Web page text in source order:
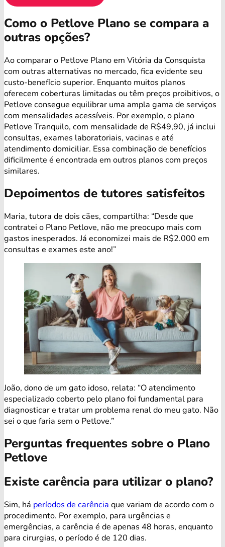
Como o Petlove Plano se compara a
outras opções?
Ao comparar o Petlove Plano em Vitória da Consquista
com outras alternativas no mercado, fica evidente seu
custo-benefício superior. Enquanto muitos planos
oferecem coberturas limitadas ou têm preços proibitivos, o
Petlove consegue equilibrar uma ampla gama de serviços
com mensalidades acessíveis. Por exemplo, o plano
Petlove Tranquilo, com mensalidade de R$49,90, já inclui
consultas, exames laboratoriais, vacinas e até
atendimento domiciliar. Essa combinação de benefícios
dificilmente é encontrada em outros planos com preços
similares.
Depoimentos de tutores satisfeitos
Maria, tutora de dois cães, compartilha: “Desde que
contratei o Plano Petlove, não me preocupo mais com
gastos inesperados. Já economizei mais de R$2.000 em
consultas e exames este ano!”
João, dono de um gato idoso, relata: “O atendimento
especializado coberto pelo plano foi fundamental para
diagnosticar e tratar um problema renal do meu gato. Não
sei o que faria sem o Petlove.”
Perguntas frequentes sobre o Plano
Petlove
Existe carência para utilizar o plano?
Sim, há períodos de carência que variam de acordo com o
procedimento. Por exemplo, para urgências e
emergências, a carência é de apenas 48 horas, enquanto
para cirurgias, o período é de 120 dias.